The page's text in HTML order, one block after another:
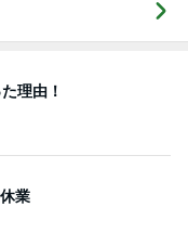
理由！
業